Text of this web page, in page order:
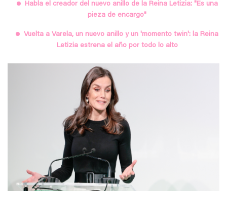
Habla el creador del nuevo anillo de la Reina Letizia: "Es una
pieza de encargo"
Vuelta a Varela, un nuevo anillo y un 'momento twin': la Reina
Letizia estrena el año por todo lo alto